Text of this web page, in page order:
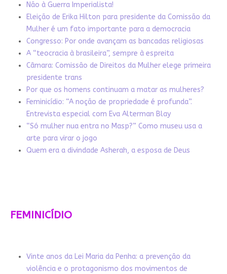
Não à Guerra Imperialista!
Eleição de Erika Hilton para presidente da Comissão da
Mulher é um fato importante para a democracia
Congresso: Por onde avançam as bancadas religiosas
A “teocracia à brasileira”, sempre à espreita
Câmara: Comissão de Direitos da Mulher elege primeira
presidente trans
Por que os homens continuam a matar as mulheres?
Feminicídio: “A noção de propriedade é profunda”.
Entrevista especial com Eva Alterman Blay
“Só mulher nua entra no Masp?” Como museu usa a
arte para virar o jogo
Quem era a divindade Asherah, a esposa de Deus
FEMINICÍDIO
Vinte anos da Lei Maria da Penha: a prevenção da
violência e o protagonismo dos movimentos de